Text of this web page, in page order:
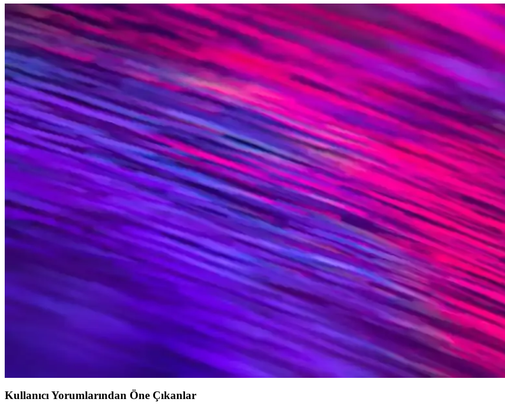
By Harmony Erkek Güneş Gözlükleri: Şıklık ve Fonksiyonellik İçin En İyi Seçenekler
By Harmony erkek güneş gözlükleri, şık tasarım, UV koruma ve dayanıklı malzemeleriyle stilinizi tamamlar ve göz sağlığınızı
Ren Gözlükler: Göz Sağlığı ve Moda Dünyasında Yeni Trendler Hakkında Bilgiler
Ren gözlükler estetik ve fonksiyonellik sunarken, doğru seçim ve kullanımla göz sağlığını korumanın yollarını keşfedin.
Leopar Desenli Güneş Gözlükleri: Moda ve Estetiğin Uyumlu Buluşması
Leopar desenli güneş gözlükleri, estetik ve fonksiyonelliği bir arada sunar. Moda dünyasında cesur ve özgün bir duruş sergilemek
Kadınlar İçin Dikdörtgen Güneş Gözlükleri: Tasarım, Fonksiyon ve Moda Trendleri
Kadınlar arasında popüler olan dikdörtgen güneş gözlükleri, şıklık ve fonksiyonelliği bir arada sunar, çeşitli tasarım ve malzeme
Erkekler İçin Kare Güneş Gözlüğü Trendleri, Markalar ve Bakım İpuçları
Erkekler için kare güneş gözlükleri, şıklık ve fonksiyonelliği bir arada sunar. Trendler, markalar ve bakım önerileriyle stilinizi
Ray-Ban Gözlükleri: Moda ve Göz Sağlığını Bir Arada Sunan İkonik Seçenekler
Ray-Ban gözlükleri, yüksek kalite, UV koruma ve şık tasarımlarla kişisel tarzınıza ve göz sağlığınıza uygun seçenekler sunar.
Ray-Ban Gözlük Fiyatları ve Modelleri: Kalite ve Tarzın Dengesi
Ray-Ban gözlük fiyatları modellerine göre değişir. Uygun fiyatlı ve lüks seçenekler, kalite ve dayanıklılık sunar. Kampanyaları takip
Ray-Ban Kadın Gözlük Modelleri: Şıklık ve Fonksiyonelliğin Birleştiği Seçenekler
Ray-Ban kadın gözlükleri, şık tasarımları ve UV koruma özellikleriyle öne çıkar. Farklı yüz şekillerine uygun modelleriyle estetik ve
Kullanıcı Yorumlarından Öne Çıkanlar